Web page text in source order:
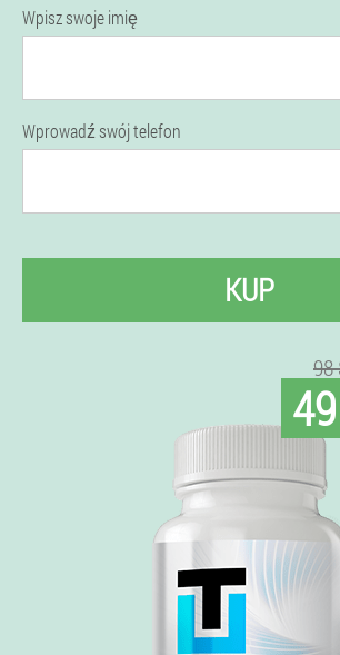
Wpisz swoje imię
Wprowadź swój telefon
KUP
98